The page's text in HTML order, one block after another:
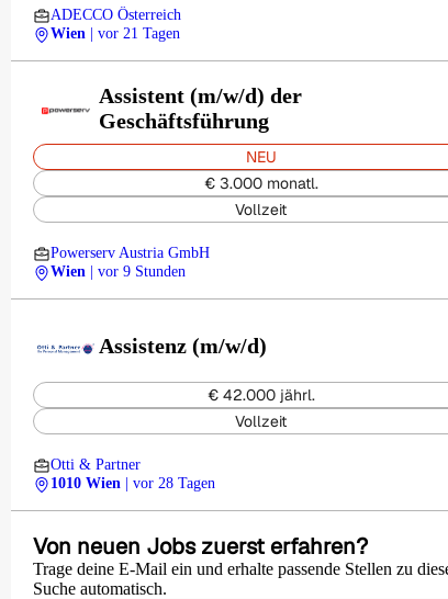
ADECCO Österreich
Wien
| vor 21 Tagen
Assistent (m/w/d) der
Geschäftsführung
NEU
€ 3.000 monatl.
Vollzeit
Powerserv Austria GmbH
Wien
| vor 9 Stunden
Assistenz (m/w/d)
€ 42.000 jährl.
Vollzeit
Otti & Partner
1010 Wien
| vor 28 Tagen
Von neuen Jobs zuerst erfahren?
Trage deine E-Mail ein und erhalte passende Stellen zu
Suche automatisch.